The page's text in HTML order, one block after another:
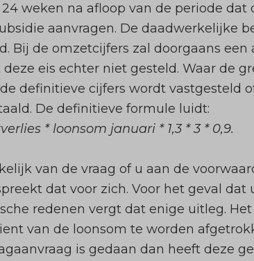
weken na afloop van de periode
aanvragen. De daadwerkelijke
Bij de omzetcijfers zal doorgaans
eis echter niet gesteld. Waar de
definitieve cijfers wordt vastgesteld
De definitieve formule luidt:
* loonsom januari * 1,3 * 3 * 0,9.
van de vraag of u aan de
dat voor zich. Voor het geval
redenen vergt dat enige uitleg.
van de loonsom te worden
is gedaan dan heeft deze